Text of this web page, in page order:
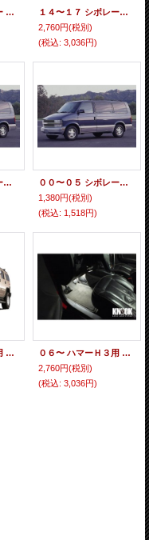
０７〜１３ シボレー アバランチ用ルームランプLEDセット
１４〜１７ シボレーカマロ用 ルームランプＬＥＤバルブセット
2,760円(税別)
(税込: 3,036円)
９５〜９９ シボレーアストロ用 ナンバー灯ＬＥＤバルブ
００〜０５ シボレーアストロ用 ナンバー灯ＬＥＤバルブ
1,380円(税別)
(税込: 1,518円)
０３〜 ハマーＨ２用 ナンバー灯ＬＥＤバルブセット
０６〜 ハマーＨ３用 フットランプＬＥＤバルブセットホワイト
2,760円(税別)
(税込: 3,036円)